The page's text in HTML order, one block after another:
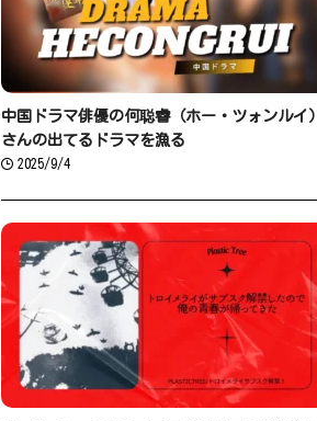
中国ドラマ俳優の何聪睿（ホー・ツォンルイ）
さんの出てるドラマを漁る
2025/9/4